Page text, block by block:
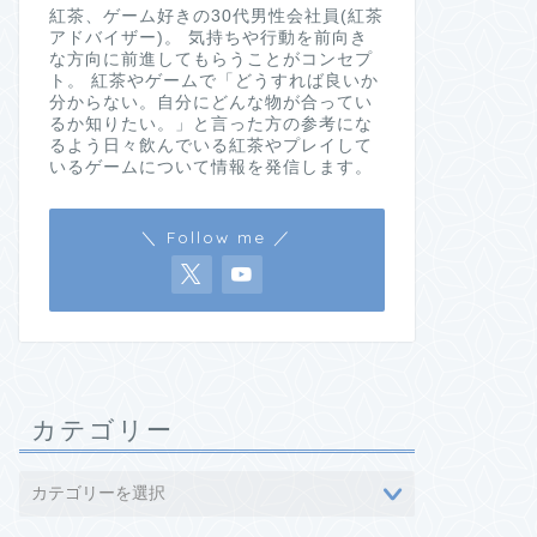
紅茶、ゲーム好きの30代男性会社員(紅茶
アドバイザー)。 気持ちや行動を前向き
な方向に前進してもらうことがコンセプ
ト。 紅茶やゲームで「どうすれば良いか
分からない。自分にどんな物が合ってい
るか知りたい。」と言った方の参考にな
るよう日々飲んでいる紅茶やプレイして
いるゲームについて情報を発信します。
＼ Follow me ／
カテゴリー